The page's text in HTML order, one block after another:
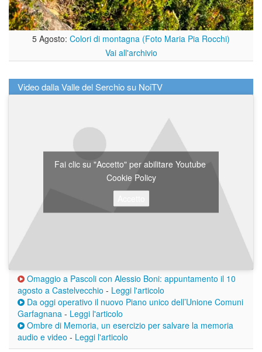
5 Agosto: Colori di montagna (Foto Maria Pia Rocchi)
Vai all'archivio
Video dalla Valle del Serchio su NoiTV
Fai clic su "Accetto" per abilitare Youtube
Cookie Policy
Omaggio a Pascoli con Alessio Boni: appuntamento il 10
agosto a Castelvecchio - Leggi l'articolo
Da oggi operativo il nuovo Piano unico dell’Unione Comuni
Garfagnana - Leggi l'articolo
Ombre di Memoria, un esercizio per salvare la memoria
audio e video - Leggi l'articolo